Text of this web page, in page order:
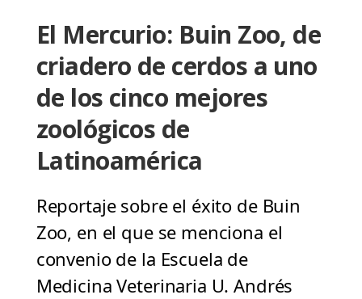
El Mercurio: Buin Zoo, de
criadero de cerdos a uno
de los cinco mejores
zoológicos de
Latinoamérica
Reportaje sobre el éxito de Buin
Zoo, en el que se menciona el
convenio de la Escuela de
Medicina Veterinaria U. Andrés